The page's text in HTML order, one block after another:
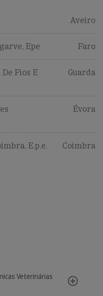
Aveiro
Epe Faro
Fios E
Guarda
Évora
E.p.e. Coimbra
Veterinárias